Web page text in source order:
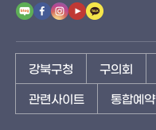
강북구청 구의회
관련사이트 통합예약